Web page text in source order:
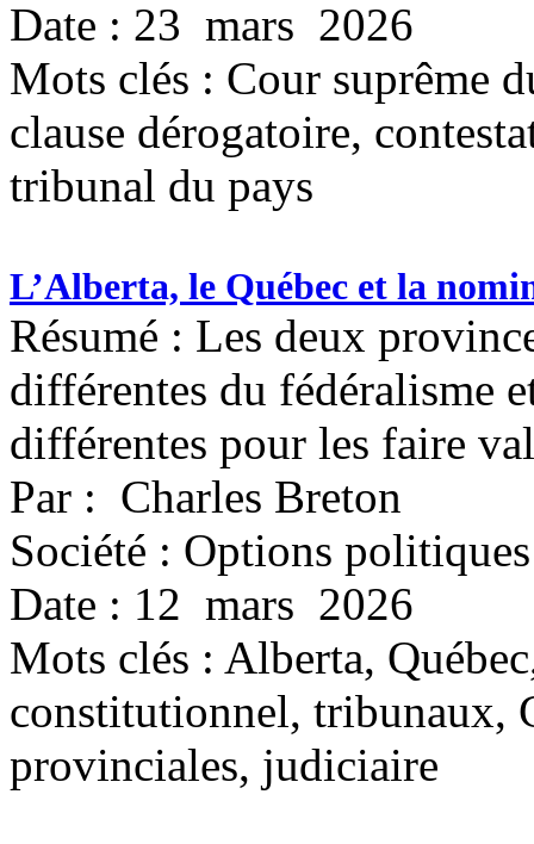
Date : 23 mars 2026
Mots clés : Cour suprême
clause dérogatoire,
tribunal du pays
L’Alberta, le Québec et la
Résumé : Les deux
différentes du fédéralisme
différentes pour les faire
Par : Charles Breton
Société : Options politiques
Date : 12 mars 2026
Mots clés : Alberta,
constitutionnel, tribunaux,
provinciales, judiciaire